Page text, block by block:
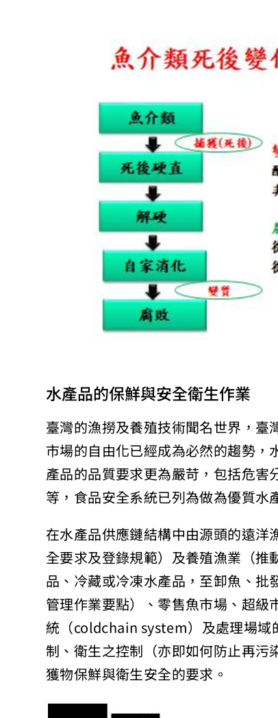
水產品的保鮮與安全衛生作業
臺灣的漁撈及養殖技術聞名世界，
市場的自由化已經成為必然的趨勢
產品的品質要求更為嚴苛，包括危
等，食品安全系統已列為做為優質
在水產品供應鏈結構中由源頭的遠
全要求及登錄規範）及養殖漁業（
品、冷藏或冷凍水產品，至卸魚、
管理作業要點）、零售魚市場、超
統（coldchain system）及處理場
制、衛生之控制（亦即如何防止再
獲物保鮮與衛生安全的要求。